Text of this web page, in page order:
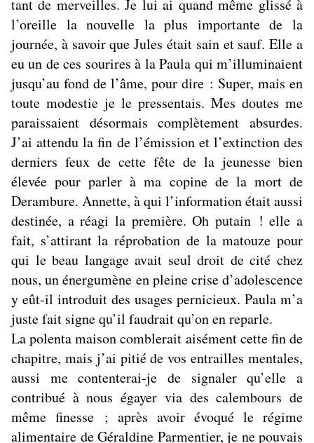
tant de merveilles. Je lui ai quand même glissé à
l’oreille la nouvelle la plus importante de la
journée, à savoir que Jules était sain et sauf. Elle a
eu un de ces sourires à la Paula qui m’illuminaient
jusqu’au fond de l’âme, pour dire : Super, mais en
toute modestie je le pressentais. Mes doutes me
paraissaient désormais complètement absurdes.
J’ai attendu la fin de l’émission et l’extinction des
derniers feux de cette fête de la jeunesse bien
élevée pour parler à ma copine de la mort de
Derambure. Annette, à qui l’information était aussi
destinée, a réagi la première. Oh putain ! elle a
fait, s’attirant la réprobation de la matouze pour
qui le beau langage avait seul droit de cité chez
nous, un énergumène en pleine crise d’adolescence
y eût-il introduit des usages pernicieux. Paula m’a
juste fait signe qu’il faudrait qu’on en reparle.
La polenta maison comblerait aisément cette fin de
chapitre, mais j’ai pitié de vos entrailles mentales,
aussi me contenterai-je de signaler qu’elle a
contribué à nous égayer via des calembours de
même finesse ; après avoir évoqué le régime
alimentaire de Géraldine Parmentier, je ne pouvais